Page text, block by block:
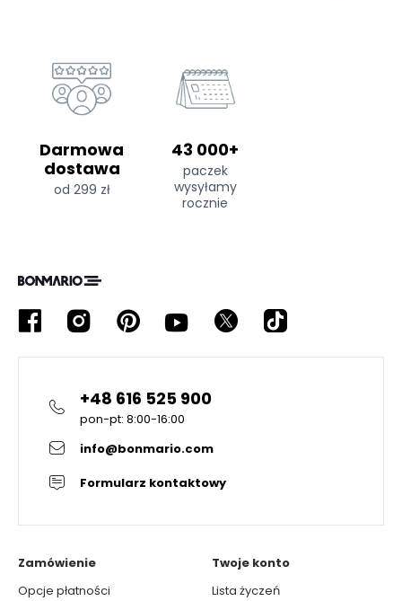
Darmowa
dostawa
od 299 zł
43 000+
paczek
wysyłamy
rocznie
+48 616 525 900
pon-pt: 8:00-16:00
info@bonmario.com
Formularz kontaktowy
Zamówienie
Opcje płatności
Twoje konto
Lista życzeń